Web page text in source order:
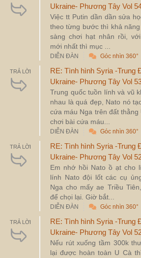
Ukraine- Phương Tây Vol
Việc tt Putin dần dần sửa
theo từng bước thì khả
sàng chơi hạt nhân rồi,
mới nhất thì mục ...
DIỄN ĐÀN Góc nhìn 360°
TRẢ LỜI
RE: Tình hình Syria -Trung
Ukraine- Phương Tây Vol
Trung quốc tuồn lính và vũ
nhau là quá đẹp, Nato nó
cứa máu Nga trên đất thằng
chơi bài cứa máu...
DIỄN ĐÀN Góc nhìn 360°
TRẢ LỜI
RE: Tình hình Syria -Trung
Ukraine- Phương Tây Vol
Em nhớ hồi Nato ồ ạt cho
lính Nato đội lốt các cụ
Nga cho mấy ae Triều
để chọi lại. Giờ bắt...
DIỄN ĐÀN Góc nhìn 360°
TRẢ LỜI
RE: Tình hình Syria -Trung
Ukraine- Phương Tây Vol
Nếu rút xuống tầm 300k
lại được hoàn toàn U Cà